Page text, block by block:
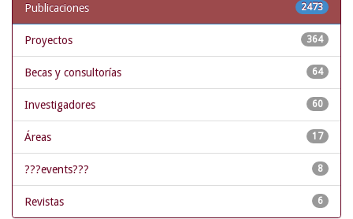
2473
Publicaciones
364
Proyectos
64
Becas y consultorías
60
Investigadores
17
Áreas
8
???events???
6
Revistas